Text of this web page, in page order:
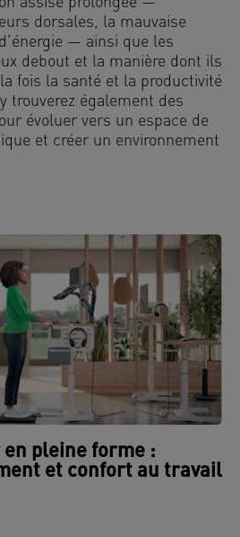
dorsales, la mauvaise
— ainsi que les
debout et la manière dont ils
fois la santé et la productivité
trouverez également des
évoluer vers un espace de
et créer un environnement
pleine forme :
et confort au travail